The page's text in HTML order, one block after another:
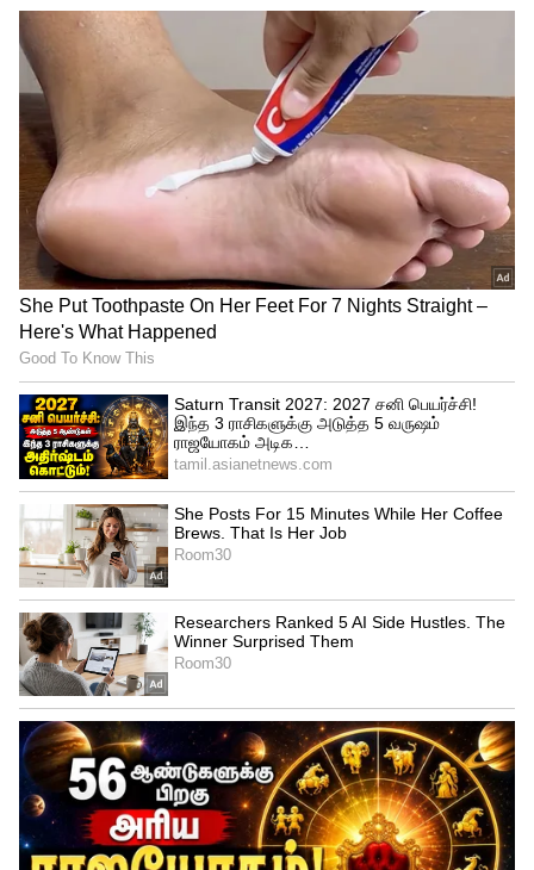
Related Articles
Chennai Budget Tour: சென்னை சுற்றுலா.!
நாள் முழுவதும் கொண்டாட இத்தனை
இடங்களா? பக்காவான பட்ஜெட் டூர்.!
Summer Tour: உள்ளூர் செலவில் உலக
சுற்றுலா.! நீலக்கடலும், வெள்ளை
வீடுகளும்… கனவு போல ஒரு டூர்!
3